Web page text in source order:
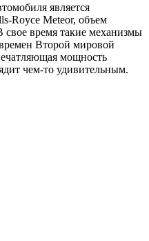
является
Royce Meteor, объем
свое время такие механизмы
Второй мировой
мощность
чем-то удивительным.